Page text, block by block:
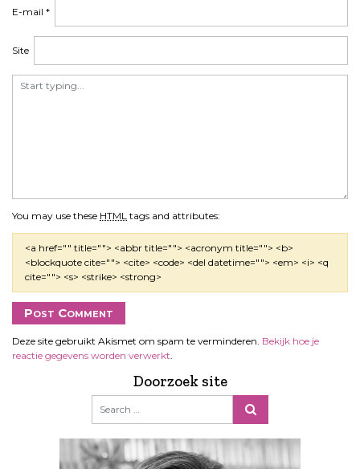
You may use these HTML tags and attributes:
<a href="" title=""> <abbr title=""> <acronym title=""> <b>
<blockquote cite=""> <cite> <code> <del datetime=""> <em> <i> <q
cite=""> <s> <strike> <strong>
E-mail *
Site
Deze site gebruikt Akismet om spam te verminderen. Bekijk hoe je
reactie gegevens worden verwerkt
Doorzoek site